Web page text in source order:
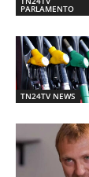
PARLAMENTO
TN24TV NEWS